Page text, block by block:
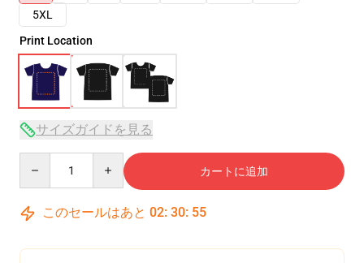
5XL
Print Location
サイズガイドを見る
カートに追加
このセールはあと 02: 30: 54